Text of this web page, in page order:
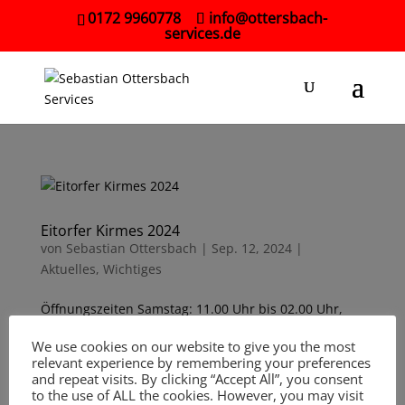
0172 9960778 info@ottersbach-
services.de
Eitorfer Kirmes 2024
von Sebastian Ottersbach | Sep. 12, 2024|
Aktuelles, Wichtiges
Öffnungszeiten Samstag: 11.00 Uhr bis 02.00 Uhr,
Bürgermeister mit anschließendem Fassanstich
Sonntag: 11.00 Uhr bis 01.00 Uhr Montag: 11.00 Uhr
bis 01.00 Uhr Dienstag: 11.00 Uhr bis 24.00 Uhr,
We use cookies on our website to give you the most
relevant experience by remembering your preferences
and repeat visits. By clicking “Accept All”, you consent
to the use of ALL the cookies. However, you may visit